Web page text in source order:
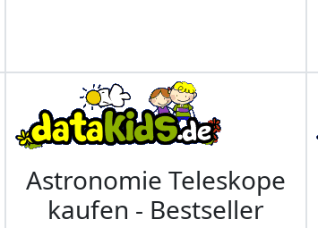
Astronomie Teleskope
kaufen - Bestseller